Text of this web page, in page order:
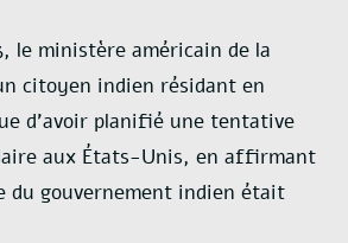
le ministère américain de la
citoyen indien résidant en
d’avoir planifié une tentative
aux États-Unis, en affirmant
du gouvernement indien était